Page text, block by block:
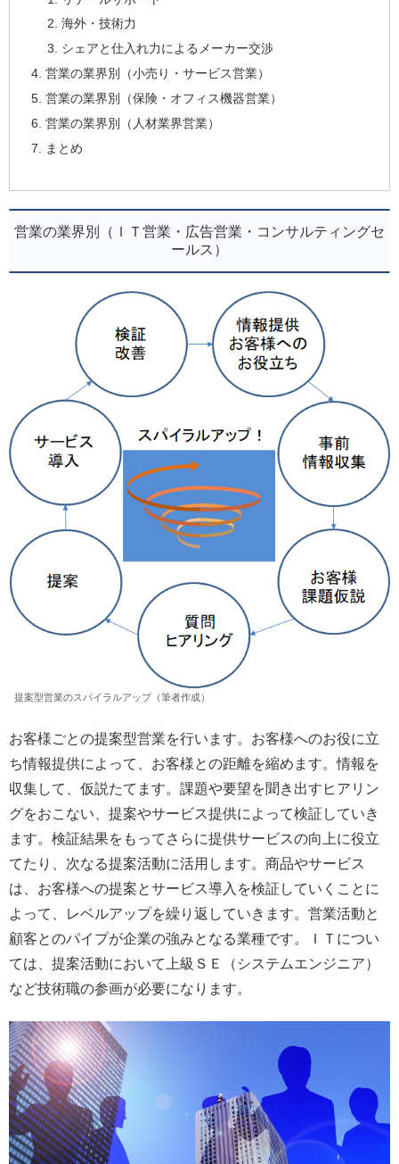
海外・技術力
シェアと仕入れ力によるメーカー交渉
営業の業界別（小売り・サービス営業）
営業の業界別（保険・オフィス機器営業）
営業の業界別（人材業界営業）
まとめ
営業の業界別（ＩＴ営業・広告営業・コンサルティングセ
ールス）
提案型営業のスパイラルアップ（筆者作成）
お客様ごとの提案型営業を行います。お客様へのお役に立
ち情報提供によって、お客様との距離を縮めます。情報を
収集して、仮説たてます。課題や要望を聞き出すヒアリン
グをおこない、提案やサービス提供によって検証していき
ます。検証結果をもってさらに提供サービスの向上に役立
てたり、次なる提案活動に活用します。商品やサービス
は、お客様への提案とサービス導入を検証していくことに
よって、レベルアップを繰り返していきます。営業活動と
顧客とのパイプが企業の強みとなる業種です。ＩＴについ
ては、提案活動において上級ＳＥ（システムエンジニア）
など技術職の参画が必要になります。